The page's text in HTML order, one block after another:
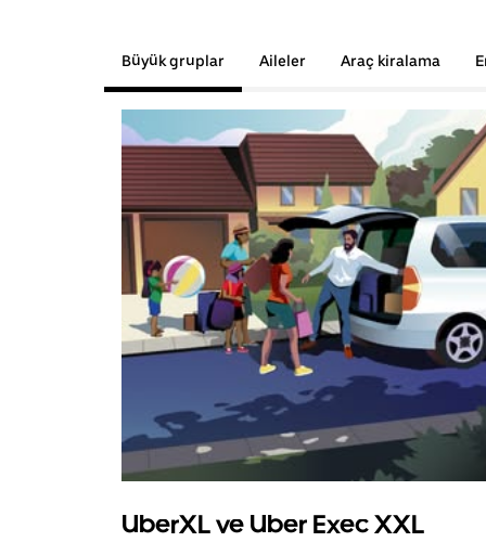
Büyük gruplar Aileler Araç kiralama
UberXL ve Uber Exec XXL